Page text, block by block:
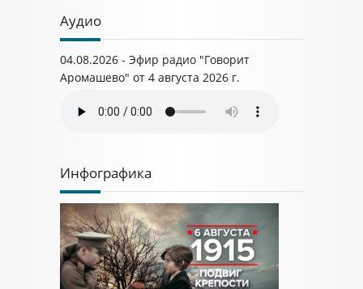
Аудио
04.08.2026 - Эфир радио "Говорит
Аромашево" от 4 августа 2026 г.
Инфографика